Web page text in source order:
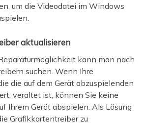
um die Videodatei im Windows
aktualisieren
kann man nach
suchen. Wenn Ihre
die auf dem Gerät abzuspielenden
veraltet ist, können Sie keine
Ihrem Gerät abspielen. Als Lösung
Grafikkartentreiber zu